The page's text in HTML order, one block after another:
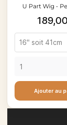
U Part Wig -
Prix
Ajouter au